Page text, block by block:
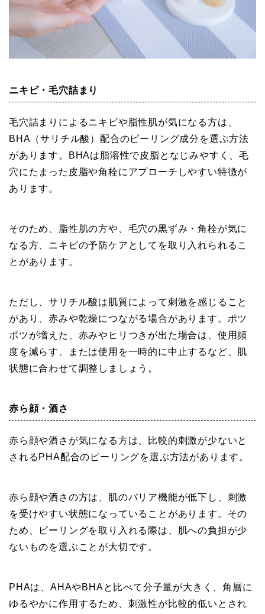
ニキビ・毛穴詰まり
毛穴詰まりによるニキビや脂性肌が気になる方は、
BHA（サリチル酸）配合のピーリング成分を選ぶ方法
があります。BHAは脂溶性で皮脂となじみやすく、毛
穴にたまった皮脂や角栓にアプローチしやすい特徴が
あります。
そのため、脂性肌の方や、毛穴の黒ずみ・角栓が気に
なる方、ニキビの予防ケアとしてを取り入れられるこ
とがあります。
ただし、サリチル酸は肌質によって刺激を感じること
があり、赤みや乾燥につながる場合があります。ポツ
ポツが増えた、赤みやヒリつきが出た場合は、使用頻
度を減らす、または使用を一時的に中止するなど、肌
状態に合わせて調整しましょう。
赤ら顔・酒さ
赤ら顔や酒さが気になる方は、比較的刺激が少ないと
されるPHA配合のピーリングを選ぶ方法があります。
赤ら顔や酒さの方は、肌のバリア機能が低下し、刺激
を受けやすい状態になっていることがあります。その
ため、ピーリングを取り入れる際は、肌への負担が少
ないものを選ぶことが大切です。
PHAは、AHAやBHAと比べて分子量が大きく、角層に
ゆるやかに作用するため、刺激性が比較的低いとされ